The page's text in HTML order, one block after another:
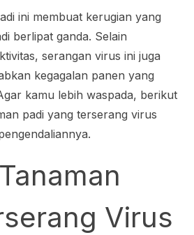
ini membuat kerugian yang
berlipat ganda. Selain
serangan virus ini juga
kegagalan panen yang
kamu lebih waspada, berikut
padi yang terserang virus
Virus